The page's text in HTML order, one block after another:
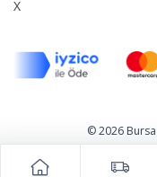
X
© 2026 Bursa